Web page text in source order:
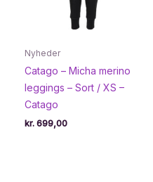
Nyheder
Catago – Micha merino
leggings – Sort / XS –
Catago
kr. 699,00